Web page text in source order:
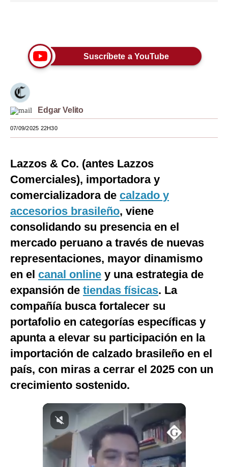
Estilos
EEUU
México
Tecnología
Club del Suscriptor
Mix
G de Gestión
Notas Contratadas
Podcast
Gestión TV
Videos
Fotogalerías
gestion.pe
Condiciones
Suscríbete a YouTube
Edgar Velito
07/09/2025 22H30
Lazzos & Co. (antes Lazzos
Comerciales), importadora y
comercializadora de calzado y
accesorios brasileño, viene
consolidando su presencia en el
mercado peruano a través de nuevas
representaciones, mayor dinamismo
en el canal online y una estrategia de
expansión de tiendas físicas. La
compañía busca fortalecer su
portafolio en categorías específicas y
apunta a elevar su participación en la
importación de calzado brasileño en el
país, con miras a cerrar el 2025 con un
crecimiento sostenido.